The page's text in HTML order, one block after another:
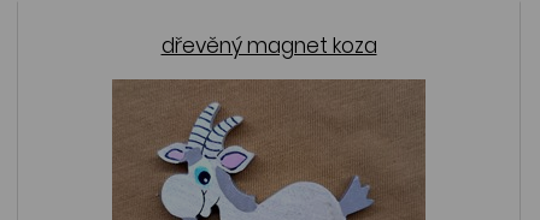
dřevěný magnet koza